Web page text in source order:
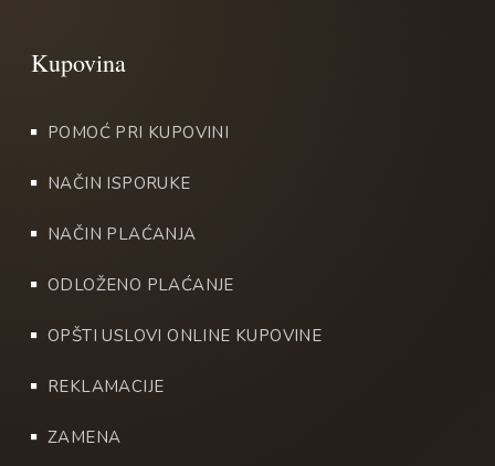
POMOĆ PRI KUPOVINI
NAČIN ISPORUKE
NAČIN PLAĆANJA
ODLOŽENO PLAĆANJE
OPŠTI USLOVI ONLINE KUPOVINE
REKLAMACIJE
ZAMENA